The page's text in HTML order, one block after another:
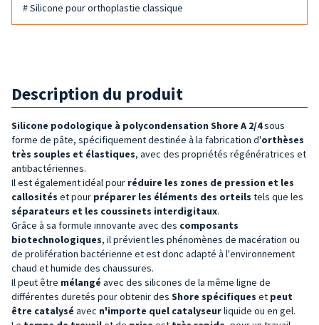
# Silicone pour orthoplastie classique
Description du produit
Silicone podologique à polycondensation Shore A 2/4sous
forme de pâte, spécifiquement destinée à la fabrication d'orthèses
très souples et élastiques, avec des propriétés régénératrices et
antibactériennes.
Il est également idéal pour réduire les zones de pression et les
callosités et pour préparer les éléments des orteils tels que les
séparateurs et les coussinets interdigitaux.
Grâce à sa formule innovante avec des composants
biotechnologiques, il prévient les phénomènes de macération ou
de prolifération bactérienne et est donc adapté à l'environnement
chaud et humide des chaussures.
Il peut être mélangé avec des silicones de la même ligne de
différentes duretés pour obtenir des Shore spécifiques et peut
être catalysé avec n'importe quel catalyseurliquide ou en gel.